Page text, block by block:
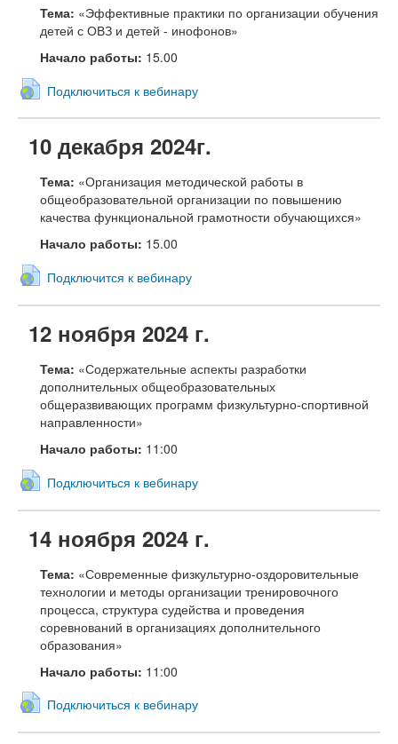
Тема: «Эффективные практики по организации обучения
детей с ОВЗ и детей - инофонов»
Начало работы: 15.00
Подключиться к вебинару
10 декабря 2024г.
Тема: «Организация методической работы в
общеобразовательной организации по повышению
качества функциональной грамотности обучающихся»
Начало работы: 15.00
Подключится к вебинару
12 ноября 2024 г.
Тема: «Содержательные аспекты разработки
дополнительных общеобразовательных
общеразвивающих программ физкультурно-спортивной
направленности»
Начало работы: 11:00
Подключиться к вебинару
14 ноября 2024 г.
Тема: «Современные физкультурно-оздоровительные
технологии и методы организации тренировочного
процесса, структура судейства и проведения
соревнований в организациях дополнительного
образования»
Начало работы: 11:00
Подключиться к вебинару